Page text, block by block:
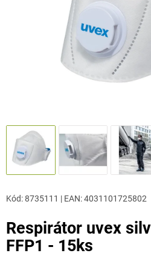
Respirátor uvex
FFP1 - 15ks
Kód:8735111 | EAN:4031101725802